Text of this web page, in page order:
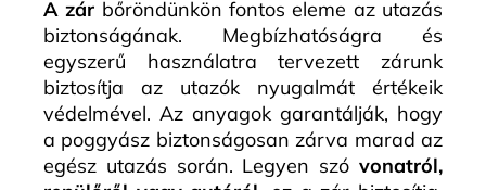
A zár bőröndünkön fontos eleme az utazás
biztonságának. Megbízhatóságra és
egyszerű használatra tervezett zárunk
biztosítja az utazók nyugalmát értékeik
védelmével. Az anyagok garantálják, hogy
a poggyász biztonságosan zárva marad az
egész utazás során. Legyen szó vonatról,